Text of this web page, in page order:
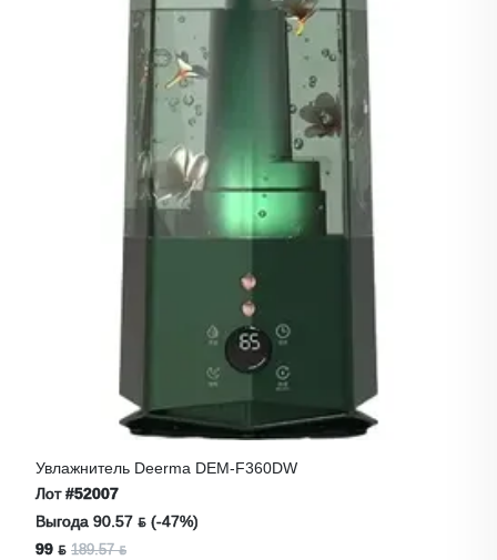
Увлажнитель Deerma DEM-F360DW
Лот#52007
Выгода 90.57 ƃ (-47%)
99 ƃ 189.57 ƃ